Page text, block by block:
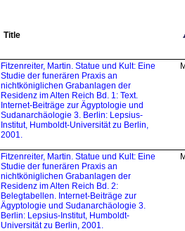
Title
Fitzenreiter, Martin. Statue und Kult: Eine
Studie der funerären Praxis an
nichtköniglichen Grabanlagen der
Residenz im Alten Reich Bd. 1: Text.
Internet-Beiträge zur Ägyptologie und
Sudanarchäologie 3. Berlin: Lepsius-
Institut, Humboldt-Universität zu Berlin,
2001.
Fitzenreiter, Martin. Statue und Kult: Eine
Studie der funerären Praxis an
nichtköniglichen Grabanlagen der
Residenz im Alten Reich Bd. 2:
Belegtabellen. Internet-Beiträge zur
Ägyptologie und Sudanarchäologie 3.
Berlin: Lepsius-Institut, Humboldt-
Universität zu Berlin, 2001.